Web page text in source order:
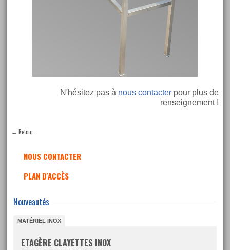
N'hésitez pas à nous contacterpour plus de
renseignement !
←Retour
NOUS CONTACTER
PLAN D'ACCÈS
Nouveautés
MATÉRIEL INOX
ETAGÈRE CLAYETTES INOX